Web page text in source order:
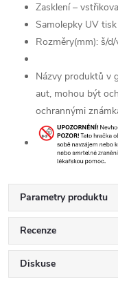
Zasklení –
Samolepky UV tisk
Rozměry(mm): š/
Názvy produktů v
aut, mohou být
ochrannými
Parametry produktu
Recenze
Diskuse